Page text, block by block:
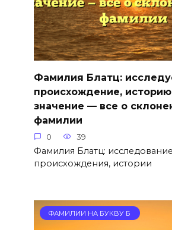
Фамилия Блатц:
происхождение,
значение — все о
фамилии
0 39
Фамилия Блатц: исследование
происхождения, истории
ФАМИЛИИ НА БУКВУ Б